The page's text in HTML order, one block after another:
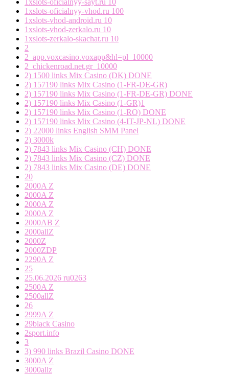
1xslots-oficialnyy-sayt.ru 10
1xslots-oficialnyy-vhod.ru 100
1xslots-vhod-android.ru 10
1xslots-vhod-zerkalo.ru 10
1xslots-zerkalo-skachat.ru 10
2
2_app.voxcasino.voxapp&hl=pl_10000
2_chickenroad.net.gr_10000
2) 1500 links Mix Casino (DK) DONE
2) 157190 links Mix Casino (1-FR-DE-GR)
2) 157190 links Mix Casino (1-FR-DE-GR) DONE
2) 157190 links Mix Casino (1-GR)1
2) 157190 links Mix Casino (1-RO) DONE
2) 157190 links Mix Casino (4-IT-JP-NL) DONE
2) 22000 links English SMM Panel
2) 3000k
2) 7843 links Mix Casino (CH) DONE
2) 7843 links Mix Casino (CZ) DONE
2) 7843 links Mix Casino (DE) DONE
20
2000A Z
2000A Z
2000A Z
2000A Z
2000AB Z
2000allZ
2000Z
2000ZDP
2290A Z
25
25.06.2026 ru0263
2500A Z
2500allZ
26
2999A Z
29black Casino
2sport.info
3
3) 990 links Brazil Casino DONE
3000A Z
3000allz